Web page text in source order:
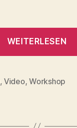
WEITERLESEN
,Video,Workshop